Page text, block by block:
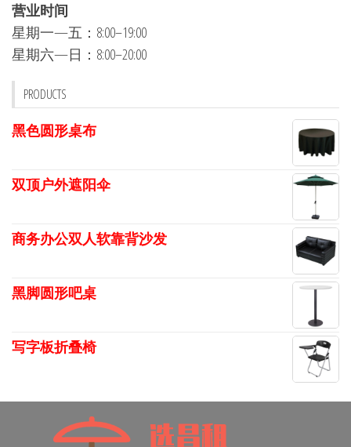
营业时间
星期一—五：8:00–19:00
星期六—日：8:00–20:00
PRODUCTS
黑色圆形桌布
双顶户外遮阳伞
商务办公双人软靠背沙发
黑脚圆形吧桌
写字板折叠椅